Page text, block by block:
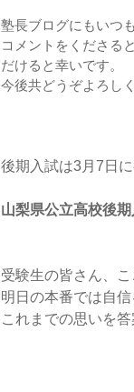
塾長ブログにもいつ
コメントをくださる
だけると幸いです。
今後共どうぞよろし
後期入試は3月7日に
山梨県公立高校後
受験生の皆さん、
明日の本番では自
これまでの思いを